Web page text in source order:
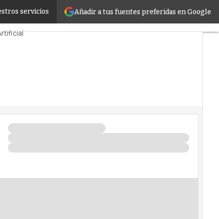
Añadir a tus fuentes preferidas en Google
servicios